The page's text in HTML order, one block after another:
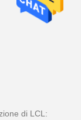
di LCL: